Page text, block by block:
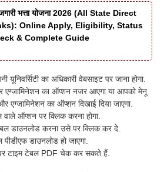
भत्ता योजना 2026 (All State Direct
Online Apply, Eligibility, Status
& Complete Guide
का अधिकारी वेबसाइट पर जाना होगा.
एग्जामिनेशन का ऑप्शन नजर आएगा या आपको मेनू
एग्जामिनेशन का ऑप्शन दिखाई दिया जाएगा.
ऑप्शन पर क्लिक करना होगा.
डाउनलोड करना उसे पर क्लिक कर दे.
डाउनलोड हो जाएगा.
टाइम टेबल PDF चेक कर सकते हैं.